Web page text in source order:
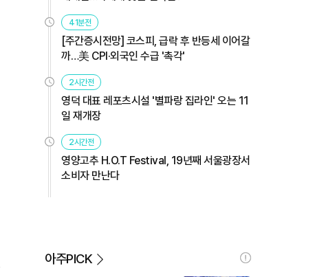
41분전
[주간증시전망] 코스피, 급락 후 반등세 이어갈
까…美 CPI·외국인 수급 '촉각'
2시간전
영덕 대표 레포츠시설 '별파랑 집라인' 오는 11
일 재개장
2시간전
영양고추 H.O.T Festival, 19년째 서울광장서
소비자 만난다
아주PICK